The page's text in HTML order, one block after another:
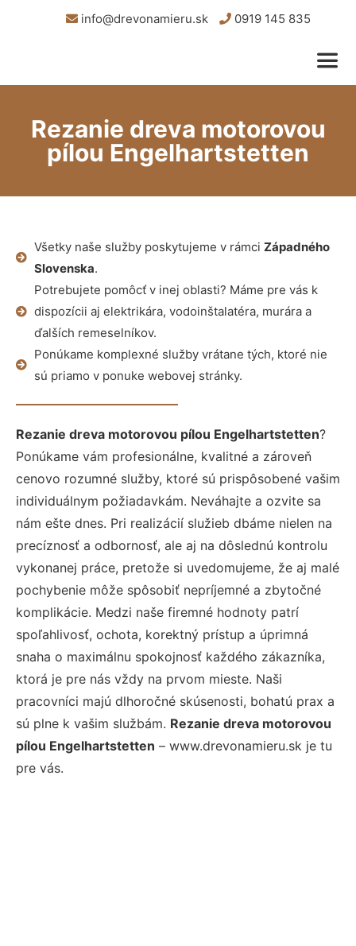
info@drevonamieru.sk 0919 145 835
Rezanie dreva motorovou
pílou Engelhartstetten
Všetky naše služby poskytujeme v rámci Západného
Slovenska.
Potrebujete pomôcť v inej oblasti? Máme pre vás k
dispozícii aj elektrikára, vodoinštalatéra, murára a
ďalších remeselníkov.
Ponúkame komplexné služby vrátane tých, ktoré nie
sú priamo v ponuke webovej stránky.
Rezanie dreva motorovou pílou Engelhartstetten?
Ponúkame vám profesionálne, kvalitné a zároveň
cenovo rozumné služby, ktoré sú prispôsobené vašim
individuálnym požiadavkám. Neváhajte a ozvite sa
nám ešte dnes. Pri realizácií služieb dbáme nielen na
precíznosť a odbornosť, ale aj na dôslednú kontrolu
vykonanej práce, pretože si uvedomujeme, že aj malé
pochybenie môže spôsobiť nepríjemné a zbytočné
komplikácie. Medzi naše firemné hodnoty patrí
spoľahlivosť, ochota, korektný prístup a úprimná
snaha o maximálnu spokojnosť každého zákazníka,
ktorá je pre nás vždy na prvom mieste. Naši
pracovníci majú dlhoročné skúsenosti, bohatú prax a
sú plne k vašim službám. Rezanie dreva motorovou
pílou Engelhartstetten – www.drevonamieru.sk je tu
pre vás.